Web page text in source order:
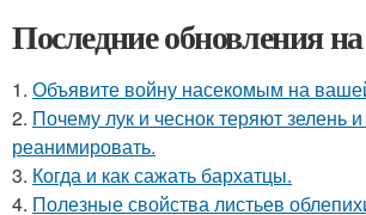
Последние обновления
1. Объявите войну насекомым на
2. Почему лук и чеснок теряют зелень
реанимировать.
3. Когда и как сажать бархатцы.
4. Полезные свойства листьев